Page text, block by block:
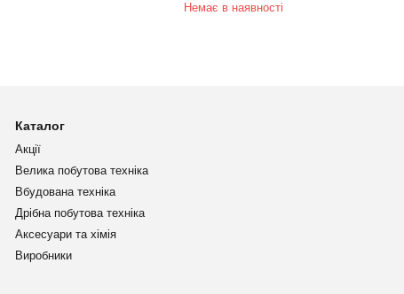
Немає в наявності
Каталог
Акції
Велика побутова техніка
Вбудована техніка
Дрібна побутова техніка
Аксесуари та хімія
Виробники